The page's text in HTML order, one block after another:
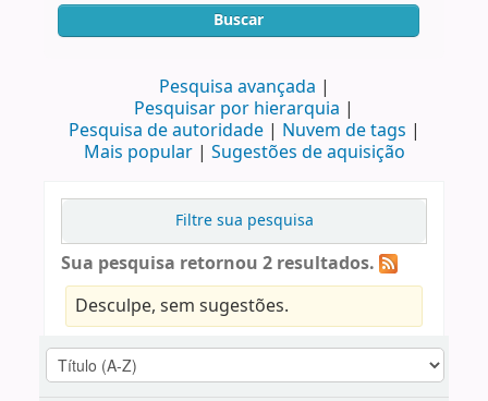
Buscar
Pesquisa avançada
Pesquisar por hierarquia
Pesquisa de autoridade
Nuvem de tags
Mais popular
Sugestões de aquisição
Filtre sua pesquisa
Sua pesquisa retornou 2 resultados.
Desculpe, sem sugestões.